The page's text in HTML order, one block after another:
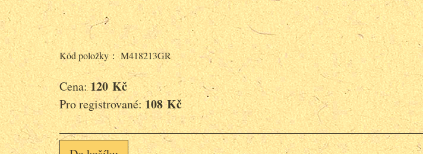
Kód položky： M418213GR
Cena:120 Kč
Pro registrované:108 Kč